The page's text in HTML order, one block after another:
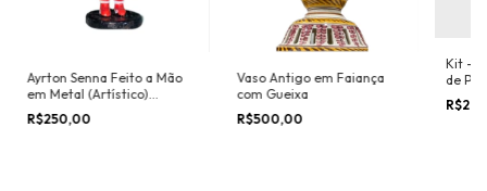
Ayrton Senna Feito a Mão
em Metal (Artístico)
Miniatura
R$250,00
Vaso Antigo em Faiança
com Gueixa
R$500,00
Kit -
de